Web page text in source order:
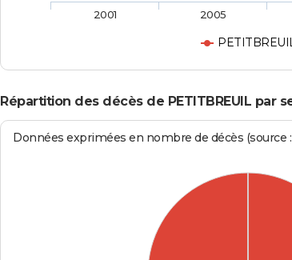
2001 2005
Répartition des décès de PETITBREUIL par
Données exprimées en nombre de décès (source